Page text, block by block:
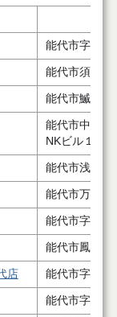
能代市字下野
能代市須田字
能代市鰄渕字
能代市中和
NKビル１階
能代市浅内字
能代市万町４
能代市字大瀬
能代市鳳凰岱
店 能代市字寿域
能代市字高塙